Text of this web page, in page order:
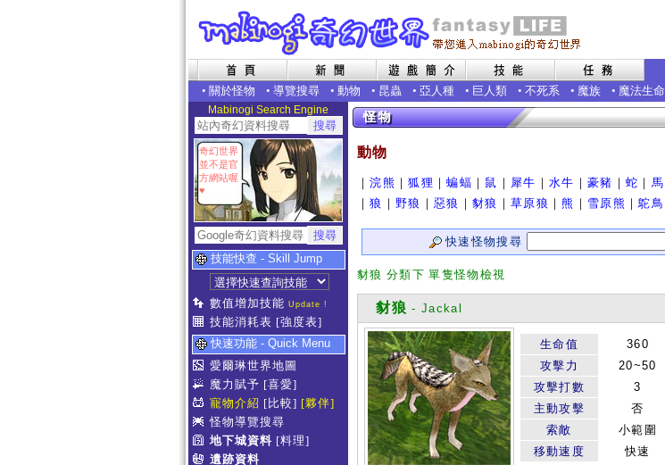
• 關於怪物 • 導覽搜尋 • 動物 • 昆蟲 • 亞人種 • 巨人類 • 不死系 • 魔族 • 魔法生命
Mabinogi Search Engine
奇幻世界
並不是官
方網站喔
♥
技能快查 - Skill Jump
數值增加技能 Update !
技能消耗表 [強度表]
快速功能 - Quick Menu
愛爾琳世界地圖
魔力賦予 [喜愛]
寵物介紹 [比較] [夥伴]
怪物導覽搜尋
地下城資料 [料理]
遺跡資料
動物
｜浣熊 ｜狐狸 ｜蝙蝠 ｜ 鼠 ｜ 犀牛 ｜水牛 ｜豪豬 ｜蛇 ｜ 馬
｜狼 ｜野狼 ｜惡狼 ｜豺狼 ｜草原狼 ｜熊 ｜ 雪原熊 ｜鴕鳥
快速怪物搜尋
豺狼 分類下 單隻怪物檢視
豺狼 - Jackal
生命值 360
攻擊力
20~50
攻擊打數
3
主動攻擊
否
索敵
小範圍
移動速度
快速